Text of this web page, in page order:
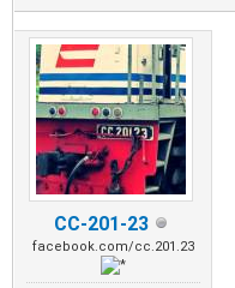
CC-201-23
facebook.com/cc.201.23